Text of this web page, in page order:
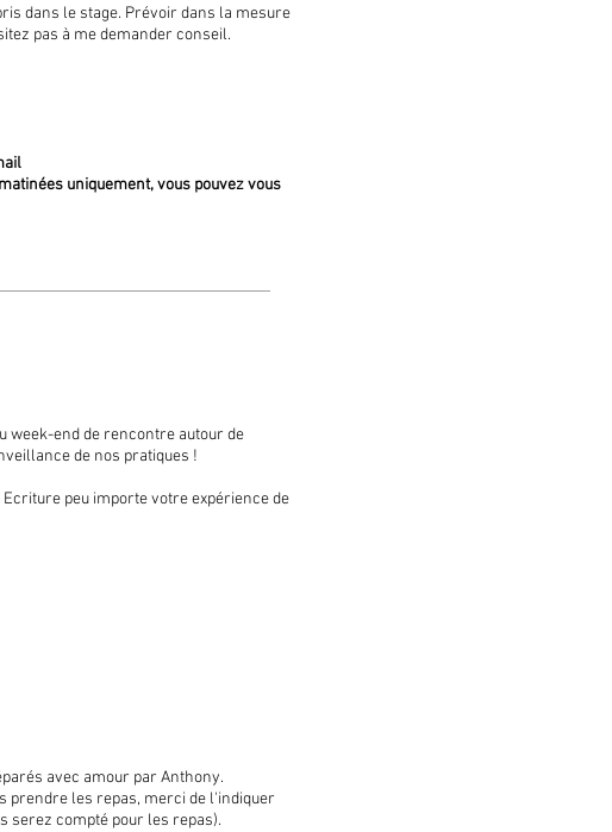
dans le stage. Prévoir dans la mesure
pas à me demander conseil.
uniquement, vous pouvez vous
week-end de rencontre autour de
de nos pratiques !
peu importe votre expérience de
avec amour par Anthony.
prendre les repas, merci de l'indiquer
serez compté pour les repas).